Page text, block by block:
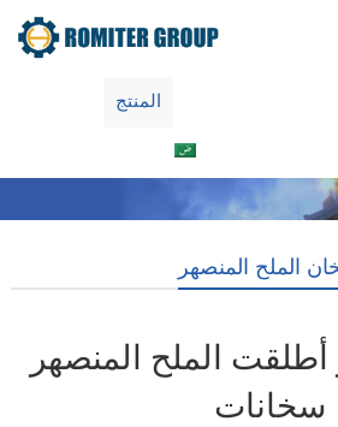
المنتج
الملح المنصهر
أطلقت الملح المنصهر
سخانات